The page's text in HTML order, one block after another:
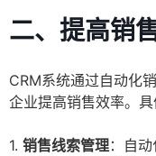
二、提高销
CRM系统通过自动化
企业提高销售效率。具
1. 销售线索管理：自